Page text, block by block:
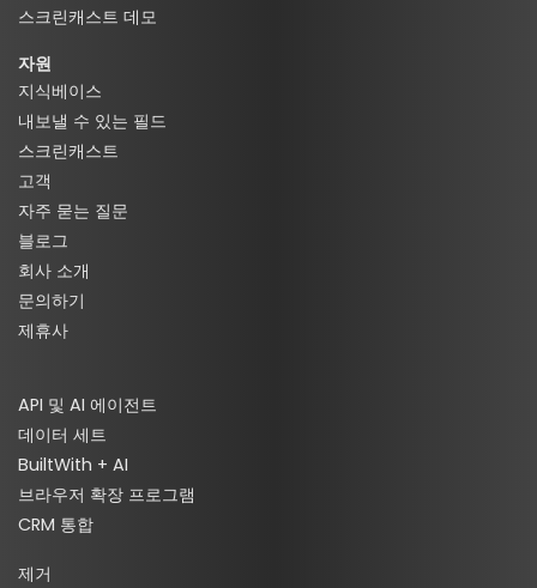
스크린캐스트 데모
자원
지식베이스
내보낼 수 있는 필드
스크린캐스트
고객
자주 묻는 질문
블로그
회사 소개
문의하기
제휴사
API 및 AI 에이전트
데이터 세트
BuiltWith + AI
브라우저 확장 프로그램
CRM 통합
제거